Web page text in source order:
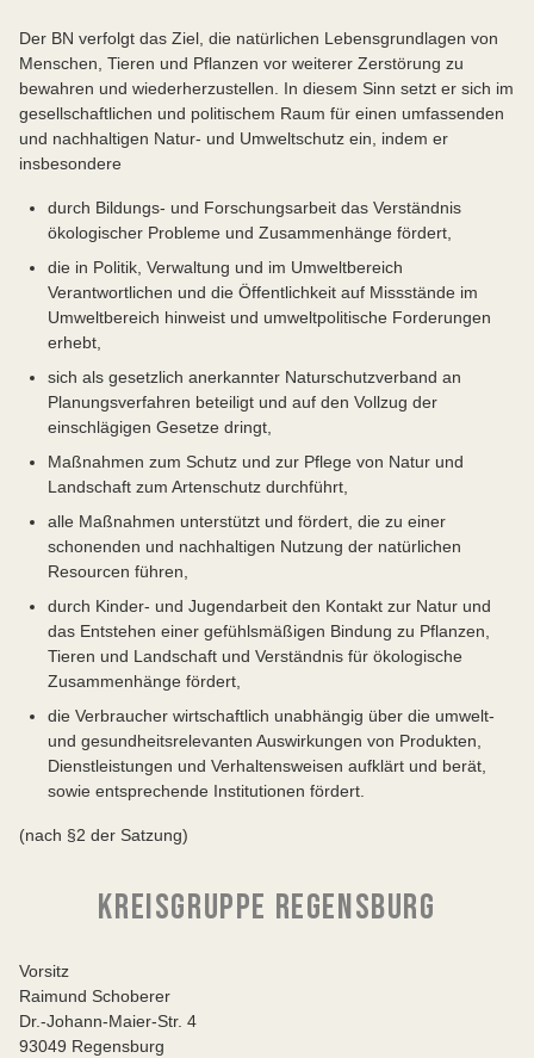
Der BN verfolgt das Ziel, die natürlichen Lebensgrundlagen von
Menschen, Tieren und Pflanzen vor weiterer Zerstörung zu
bewahren und wiederherzustellen. In diesem Sinn setzt er sich im
gesellschaftlichen und politischem Raum für einen umfassenden
und nachhaltigen Natur- und Umweltschutz ein, indem er
insbesondere
durch Bildungs- und Forschungsarbeit das Verständnis
ökologischer Probleme und Zusammenhänge fördert,
die in Politik, Verwaltung und im Umweltbereich
Verantwortlichen und die Öffentlichkeit auf Missstände im
Umweltbereich hinweist und umweltpolitische Forderungen
erhebt,
sich als gesetzlich anerkannter Naturschutzverband an
Planungsverfahren beteiligt und auf den Vollzug der
einschlägigen Gesetze dringt,
Maßnahmen zum Schutz und zur Pflege von Natur und
Landschaft zum Artenschutz durchführt,
alle Maßnahmen unterstützt und fördert, die zu einer
schonenden und nachhaltigen Nutzung der natürlichen
Resourcen führen,
durch Kinder- und Jugendarbeit den Kontakt zur Natur und
das Entstehen einer gefühlsmäßigen Bindung zu Pflanzen,
Tieren und Landschaft und Verständnis für ökologische
Zusammenhänge fördert,
die Verbraucher wirtschaftlich unabhängig über die umwelt-
und gesundheitsrelevanten Auswirkungen von Produkten,
Dienstleistungen und Verhaltensweisen aufklärt und berät,
sowie entsprechende Institutionen fördert.
(nach §2 der Satzung)
KREISGRUPPE REGENSBURG
Vorsitz
Raimund Schoberer
Dr.-Johann-Maier-Str. 4
93049 Regensburg